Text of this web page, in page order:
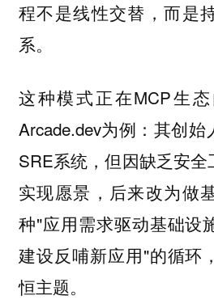
程不是线性交替，而是
系。
这种模式正在MCP生
Arcade.dev为例：其创
SRE系统，但因缺乏安
实现愿景，后来改为做
种"应用需求驱动基础设
建设反哺新应用"的循环
恒主题。